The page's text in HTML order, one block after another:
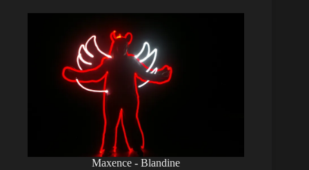
Maxence - Blandine